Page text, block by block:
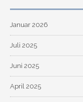
Januar 2026
Juli 2025
Juni 2025
April 2025